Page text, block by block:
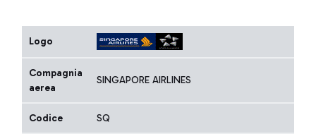
Logo
Compagnia
aerea
SINGAPORE AIRLINES
Codice SQ